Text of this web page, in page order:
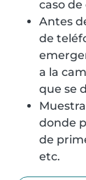
caso
Antes
de
a la
que se
donde
de
etc.